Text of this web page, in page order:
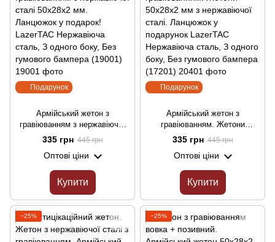
Подарунок
Армійський жетон з
гравіюванням з нержавіючої
сталі 50х28х2 мм. Ланцюжок
у подарок! LazerTAC
Нержавіюча сталь, З одного
боку, Без гумового бампера
(19001)
335 грн 445 грн
Оптові ціни
Купити
Подарунок
Армійський жетон з
гравіюванням. Жетони
50х28х2 мм з нержавіючої
сталі. Ланцюжок у подарунок
LazerTAC Нержавіюча сталь,
З одного боку, Без гумового
бампера (17201)
335 грн 445 грн
Оптові ціни
Купити
−25% −25%